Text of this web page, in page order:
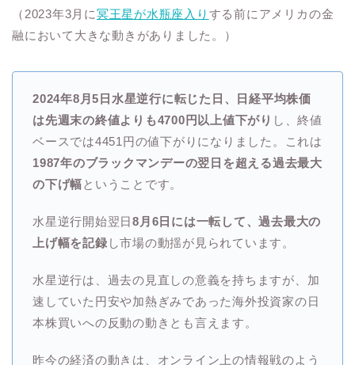
（2023年3月に冥王星が水瓶座入り する前にアメリカの金
融において大きな動きがありました。）
2024年8月5日水星逆行に転じた日、日経平均株価
は先週末の終値よりも4700円以上値下がり し、終値
ベースでは4451円の値下がりになりました。これは
1987年のブラックマンデーの翌日を超える過去最大
の下げ幅ということです。
水星逆行開始翌日8月6日には一転して、過去最大の
上げ幅を記録 し市場の動揺が見られています。
水星逆行は、過去の見直しの意義を持ちますが、加
速していた円安や加熱ぎみであった海外投資家の日
本株買いへの反動の動きとも言えます。
昨今の経済の動きは、オンライン上の情報戦のよう